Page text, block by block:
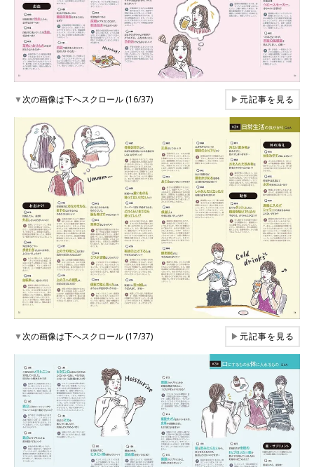
▼次の画像は下へスクロール (16/37) ▶元記事を見る
▼次の画像は下へスクロール (17/37) ▶元記事を見る